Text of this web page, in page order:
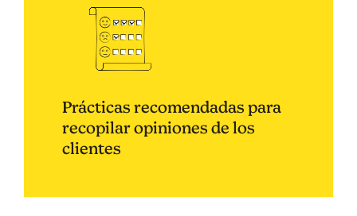
Prácticas recomendadas para
recopilar opiniones de los
clientes